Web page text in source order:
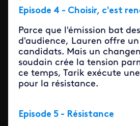
Episode 4 - Choisir, c'est
Parce que l'émission bat
d'audience, Lauren offre
candidats. Mais un
soudain crée la tension
ce temps, Tarik exécute
pour la résistance.
Episode 5 - Résistance